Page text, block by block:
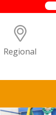
Regional